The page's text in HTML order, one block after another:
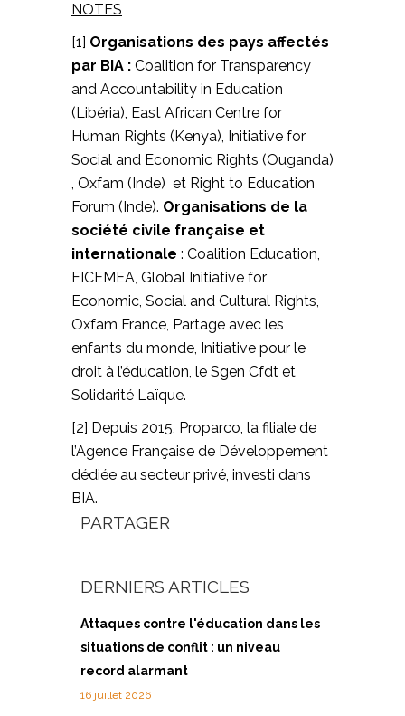
NOTES
[1] Organisations des pays affectés
par BIA : Coalition for Transparency
and Accountability in Education
(Libéria), East African Centre for
Human Rights (Kenya), Initiative for
Social and Economic Rights (Ouganda)
, Oxfam (Inde) et Right to Education
Forum (Inde). Organisations de la
société civile française et
internationale : Coalition Education,
FICEMEA, Global Initiative for
Economic, Social and Cultural Rights,
Oxfam France, Partage avec les
enfants du monde, Initiative pour le
droit à l’éducation, le Sgen Cfdt et
Solidarité Laïque.
[2] Depuis 2015, Proparco, la filiale de
l’Agence Française de Développement
dédiée au secteur privé, investi dans
BIA.
PARTAGER
DERNIERS ARTICLES
Attaques contre l'éducation dans les
situations de conflit : un niveau
record alarmant
16 juillet 2026